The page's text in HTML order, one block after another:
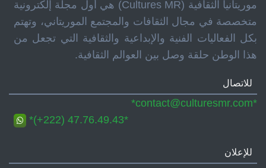
موريتانيا الثقافية (Cultures MR) هي أول مجلة إلكترونية
متخصصة في مجال الثقافات والمجتمع الموريتاني، وتهتم
بكل الفعاليات الفنية والإبداعية والثقافية التي تجعل من
هذا الوطن حلقة وصل بين العوالم الثقافية.
للاتصال
*contact@culturesmr.com*
*(+222) 47.76.49.43*
للإعلان